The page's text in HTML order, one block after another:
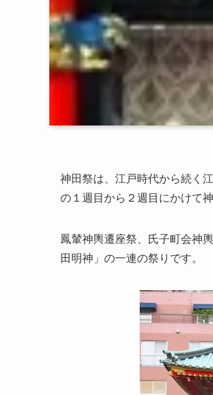
神田祭は、江戸時代から続く
の１週目から２週目にかけて
鳳輦神輿遷座祭、氏子町会神
田明神」の一連の祭りです。